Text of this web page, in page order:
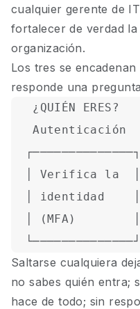
cualquier gerente de
fortalecer de verdad la
organización.
Los tres se
responde una
¿QUIÉN ERES?
Autenticación
│ Verifica la
│ identidad
│ (MFA)
Saltarse cualquiera
no sabes quién entra;
hace de todo; sin